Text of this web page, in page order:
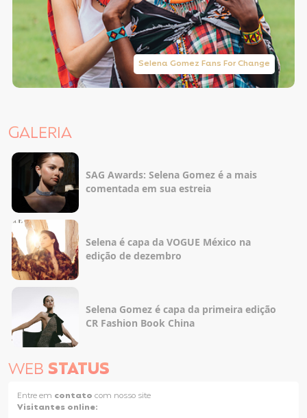
Selena Gomez Fans For Change
GALERIA
SAG Awards: Selena Gomez é a mais
comentada em sua estreia
Selena é capa da VOGUE México na
edição de dezembro
Selena Gomez é capa da primeira edição
CR Fashion Book China
WEB STATUS
Entre em contato com nosso site
Visitantes online: